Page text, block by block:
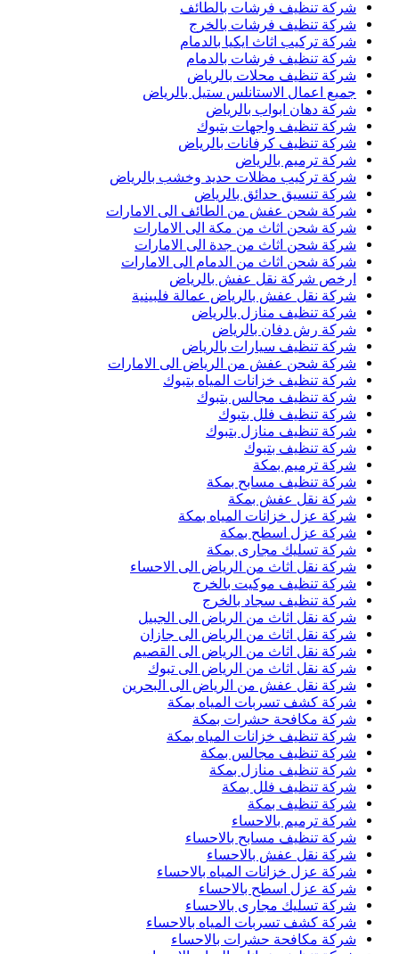
شركة تنظيف فرشات بالطائف
شركة تنظيف فرشات بالخرج
شركة تركيب اثاث ايكيا بالدمام
شركة تنظيف فرشات بالدمام
شركة تنظيف محلات بالرياض
جميع اعمال الاستانلس ستيل بالرياض
شركة دهان ابواب بالرياض
شركة تنظيف واجهات بتبوك
شركة تنظيف كرفانات بالرياض
شركة ترميم بالرياض
شركة تركيب مظلات حديد وخشب بالرياض
شركة تنسيق حدائق بالرياض
شركة شحن عفش من الطائف الى الامارات
شركة شحن اثاث من مكة الى الامارات
شركة شحن اثاث من جدة الى الامارات
شركة شحن اثاث من الدمام الى الامارات
ارخص شركة نقل عفش بالرياض
شركة نقل عفش بالرياض عمالة فلبينية
شركة تنظيف منازل بالرياض
شركة رش دفان بالرياض
شركة تنظيف سيارات بالرياض
شركة شحن عفش من الرياض الى الامارات
شركة تنظيف خزانات المياه بتبوك
شركة تنظيف مجالس بتبوك
شركة تنظيف فلل بتبوك
شركة تنظيف منازل بتبوك
شركة تنظيف بتبوك
شركة ترميم بمكة
شركة تنظيف مسابح بمكة
شركة نقل عفش بمكة
شركة عزل خزانات المياه بمكة
شركة عزل اسطح بمكة
شركة تسليك مجارى بمكة
شركة نقل اثاث من الرياض الى الاحساء
شركة تنظيف موكيت بالخرج
شركة تنظيف سجاد بالخرج
شركة نقل اثاث من الرياض الى الجبيل
شركة نقل اثاث من الرياض الى جازان
شركة نقل اثاث من الرياض الى القصيم
شركة نقل اثاث من الرياض الى تبوك
شركة نقل عفش من الرياض الى البحرين
شركة كشف تسربات المياه بمكة
شركة مكافحة حشرات بمكة
شركة تنظيف خزانات المياه بمكة
شركة تنظيف مجالس بمكة
شركة تنظيف منازل بمكة
شركة تنظيف فلل بمكة
شركة تنظيف بمكة
شركة ترميم بالاحساء
شركة تنظيف مسابح بالاحساء
شركة نقل عفش بالاحساء
شركة عزل خزانات المياه بالاحساء
شركة عزل اسطح بالاحساء
شركة تسليك مجارى بالاحساء
شركة كشف تسربات المياه بالاحساء
شركة مكافحة حشرات بالاحساء